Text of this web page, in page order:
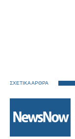
ΣΧΕΤΙΚΑ ΑΡΘΡΑ